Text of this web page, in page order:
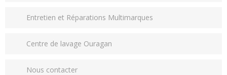
Entretien et Réparations Multimarques
Centre de lavage Ouragan
Nous contacter